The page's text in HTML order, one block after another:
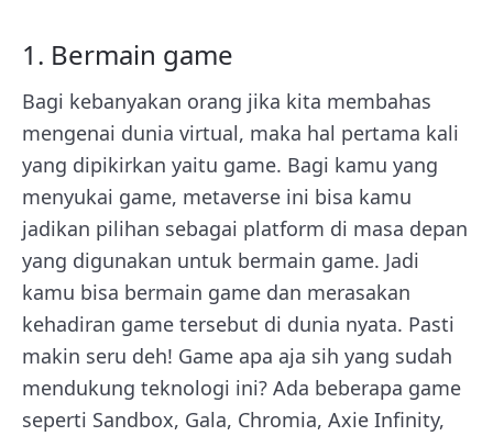
1. Bermain game
Bagi kebanyakan orang jika kita membahas
mengenai dunia virtual, maka hal pertama kali
yang dipikirkan yaitu game. Bagi kamu yang
menyukai game, metaverse ini bisa kamu
jadikan pilihan sebagai platform di masa depan
yang digunakan untuk bermain game. Jadi
kamu bisa bermain game dan merasakan
kehadiran game tersebut di dunia nyata. Pasti
makin seru deh! Game apa aja sih yang sudah
mendukung teknologi ini? Ada beberapa game
seperti Sandbox, Gala, Chromia, Axie Infinity,